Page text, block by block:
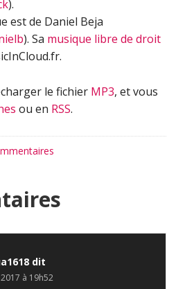
).
est de Daniel Beja
). Sa musique libre de droit
le fichier MP3, et vous
ou en RSS.
dit
à 19h52